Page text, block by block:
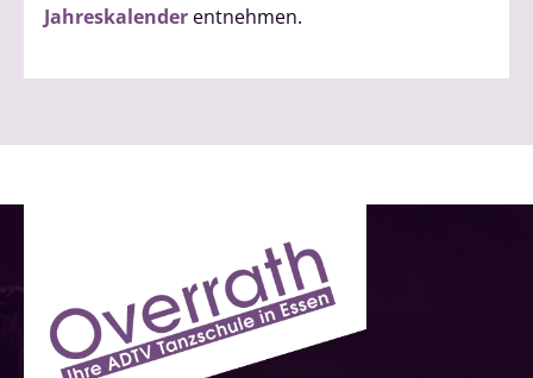
Jahreskalender entnehmen.